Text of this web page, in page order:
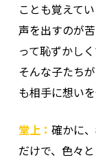
ことも覚えて
声を出すのが
って恥ずかし
そんな子たち
も相手に想い
堂上： 確かに
だけで、色々